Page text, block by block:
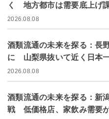
く 地方都市は需要底上げ
2026.08.08
酒類流通の未来を探る：長
に 山梨県抜いて近く日本
2026.08.08
酒類流通の未来を探る：新
戦 低価格店、家飲み需要